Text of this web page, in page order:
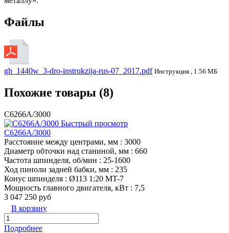
Файлы
gh_1440w_3-dro-instrukzija-rus-07_2017.pdf Инструкция , 1.56 МБ
Похожие товары (8)
C6266A/3000
Быстрый просмотр
C6266A/3000
Расстояние между центрами, мм : 3000
Диаметр обточки над станиной, мм : 660
Частота шпинделя, об/мин : 25-1600
Ход пиноли задней бабки, мм : 235
Конус шпинделя : Ø113 1:20 MT-7
Мощность главного двигателя, кВт : 7,5
3 047 250 руб
В корзину
Подробнее